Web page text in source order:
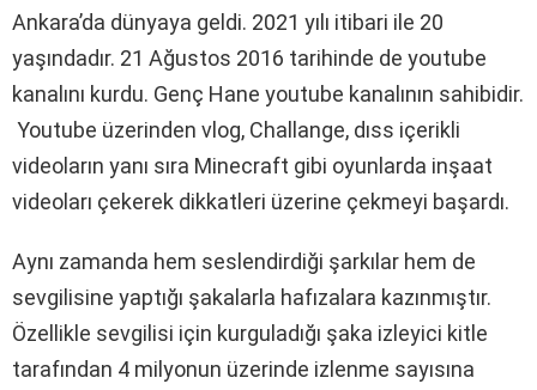
Ankara’da dünyaya geldi. 2021 yılı itibari ile 20
yaşındadır. 21 Ağustos 2016 tarihinde de youtube
kanalını kurdu. Genç Hane youtube kanalının sahibidir.
Youtube üzerinden vlog, Challange, dıss içerikli
videoların yanı sıra Minecraft gibi oyunlarda inşaat
videoları çekerek dikkatleri üzerine çekmeyi başardı.
Aynı zamanda hem seslendirdiği şarkılar hem de
sevgilisine yaptığı şakalarla hafızalara kazınmıştır.
Özellikle sevgilisi için kurguladığı şaka izleyici kitle
tarafından 4 milyonun üzerinde izlenme sayısına